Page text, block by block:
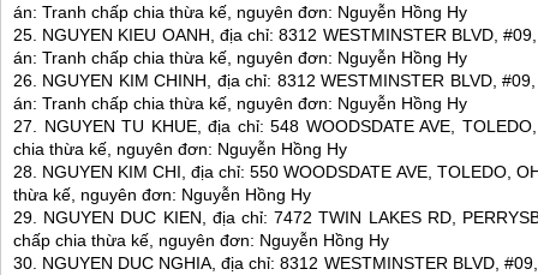
án: Tranh chấp chia thừa kế, nguyên đơn: Nguyễn Hồng Hy
25. NGUYEN KIEU OANH, địa chỉ: 8312 WESTMINSTER BLVD,
án: Tranh chấp chia thừa kế, nguyên đơn: Nguyễn Hồng Hy
26. NGUYEN KIM CHINH, địa chỉ: 8312 WESTMINSTER BLVD,
án: Tranh chấp chia thừa kế, nguyên đơn: Nguyễn Hồng Hy
27. NGUYEN TU KHUE, địa chỉ: 548 WOODSDATE AVE,
chia thừa kế, nguyên đơn: Nguyễn Hồng Hy
28. NGUYEN KIM CHI, địa chỉ: 550 WOODSDATE AVE, TOLEDO,
thừa kế, nguyên đơn: Nguyễn Hồng Hy
29. NGUYEN DUC KIEN, địa chỉ: 7472 TWIN LAKES RD,
chấp chia thừa kế, nguyên đơn: Nguyễn Hồng Hy
30. NGUYEN DUC NGHIA, địa chỉ: 8312 WESTMINSTER BLVD,